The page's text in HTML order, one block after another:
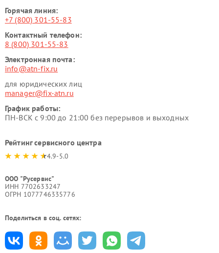
Горячая линия:
+7 (800) 301-55-83
Контактный телефон:
8 (800) 301-55-83
Электронная почта:
info@atn-fix.ru
для юридических лиц
manager@fix-atn.ru
График работы:
ПН-ВСК с 9:00 до 21:00 без перерывов и выходных
Рейтинг сервисного центра
4.9-5.0
ООО "Русервис"
ИНН 7702633247
ОГРН 1077746335776
Поделиться в соц. сетях: